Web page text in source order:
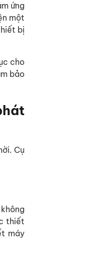
ứng
một
bị
cho
bảo
Cụ
thiết
máy